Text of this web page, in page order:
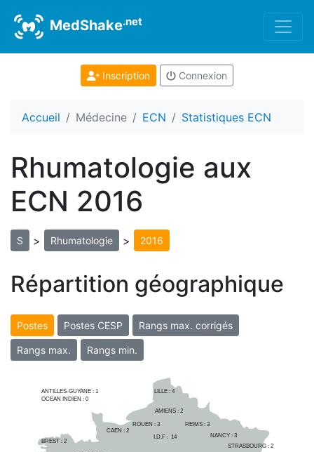
MedShake.net
Inscription Connexion
Accueil Médecine ECN Statistiques ECN
Rhumatologie aux
ECN 2016
S > Rhumatologie > 2016
Répartition géographique
Postes Postes CESP Rangs max. corrigés
Rangs max. Rangs min.
AMIENS : 2
LILLE : 4
I.D.F : 14
ANTILLES-GUYANE : 1
OCEAN INDIEN : 0
BREST : 2
CAEN : 2
NANCY : 3
REIMS : 3
ROUEN : 3
STRASBOURG : 2